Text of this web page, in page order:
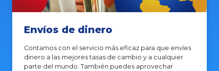
Envíos de dinero
Contamos con el servicio más eficaz para que envíes
dinero a las mejores tasas de cambio y a cualquier
parte del mundo. También puedes aprovechar